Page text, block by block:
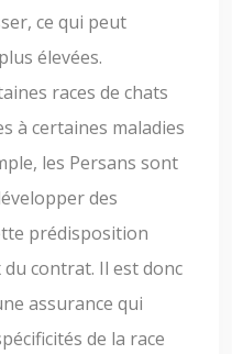
ce qui peut
élevées.
races de chats
à certaines maladies
les Persans sont
des
prédisposition
contrat. Il est donc
assurance qui
de la race